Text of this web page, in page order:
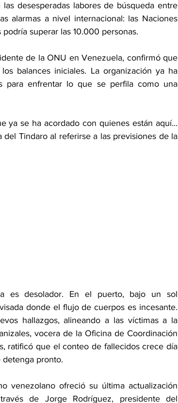
desesperadas labores de búsqueda entre
alarmas a nivel internacional: las Naciones
superar las 10.000 personas.
de la ONU en Venezuela, confirmó que
balances iniciales. La organización ya ha
para enfrentar lo que se perfila como una
ya se ha acordado con quienes están aquí...
del Tindaro al referirse a las previsiones de la
es desolador. En el puerto, bajo un sol
donde el flujo de cuerpos es incesante.
hallazgos, alineando a las víctimas a la
vocera de la Oficina de Coordinación
ratificó que el conteo de fallecidos crece día
detenga pronto.
venezolano ofreció su última actualización
de Jorge Rodríguez, presidente del